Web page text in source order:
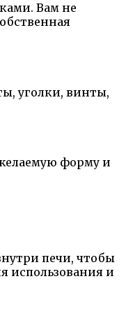
Вам не
уголки, винты,
форму и
печи, чтобы
использования и